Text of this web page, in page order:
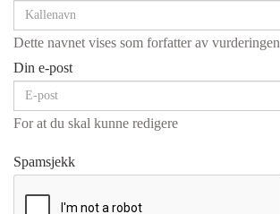
Dette navnet vises som forfatter av vurderingen
Din e-post
For at du skal kunne redigere
Spamsjekk